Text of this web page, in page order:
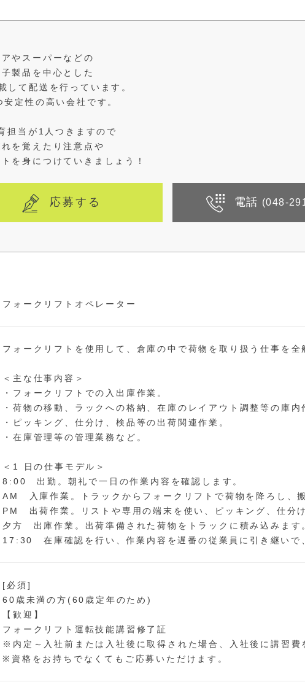
やスーパーなどの
製品を中心とした
して配送を行っています。
定性の高い会社です。
担当が1人つきますので
を覚えたり注意点や
を身につけていきましょう！
応募する 電話 (048-
フォークリフトオペレーター
フォークリフトを使用して、倉庫の中で荷物を取り扱う仕事を全
＜主な仕事内容＞
・フォークリフトでの入出庫作業。
・荷物の移動、ラックへの格納、在庫のレイアウト調整等の庫内
・ピッキング、仕分け、検品等の出荷関連作業。
・在庫管理等の管理業務など。
＜1 日の仕事モデル＞
8:00 出勤。朝礼で一日の作業内容を確認します。
AM 入庫作業。トラックからフォークリフトで荷物を降ろし、
PM 出荷作業。リストや専用の端末を使い、ピッキング、仕分け
夕方 出庫作業。出荷準備された荷物をトラックに積み込みます
17:30 在庫確認を行い、作業内容を遅番の従業員に引き継いで
[必須]
60歳未満の方(60歳定年のため)
【歓迎】
フォークリフト運転技能講習修了証
※内定～入社前または入社後に取得された場合、入社後に講習費
※資格をお持ちでなくてもご応募いただけます。